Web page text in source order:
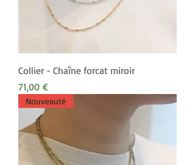
Collier - Chaîne forcat miroir
Prix
71,00 €
Nouveauté